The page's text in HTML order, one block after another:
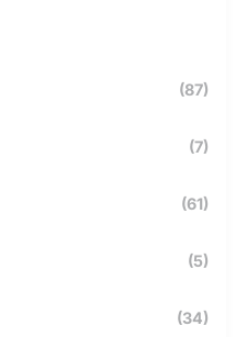
(87)
(7)
(61)
(5)
(34)